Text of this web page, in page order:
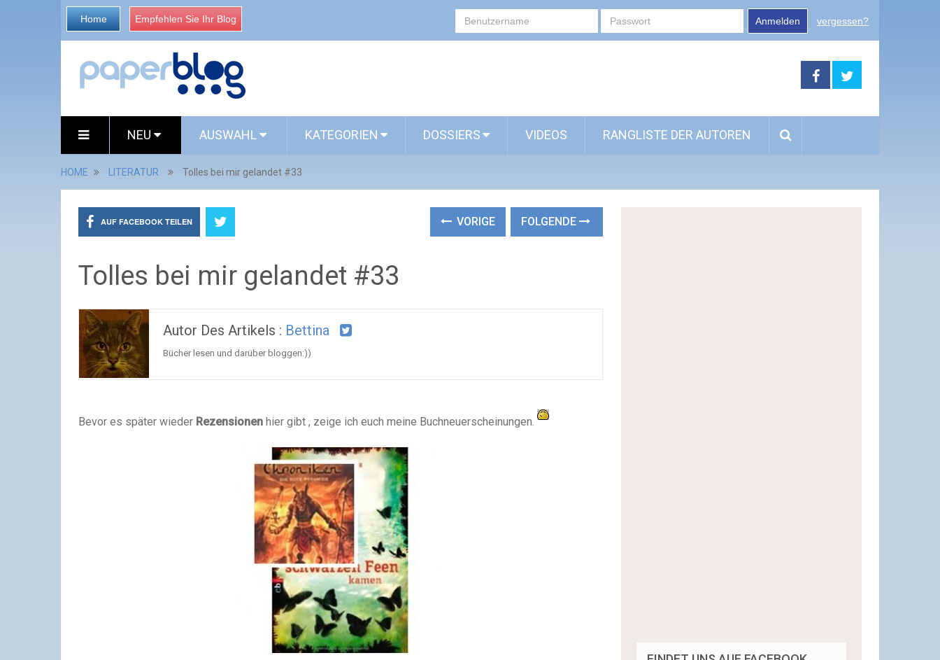
Home Empfehlen Sie Ihr Blog Anmelden vergessen?
NEU AUSWAHL KATEGORIEN DOSSIERS VIDEOS RANGLISTE DER AUTOREN
HOME LITERATUR Tolles bei mir gelandet #33
AUF FACEBOOK TEILEN VORIGE FOLGENDE
Tolles bei mir gelandet #33
Autor Des Artikels : Bettina
Bücher lesen und darüber bloggen:))
Bevor es später wieder Rezensionen hier gibt , zeige ich euch meine Buchneuerscheinungen.